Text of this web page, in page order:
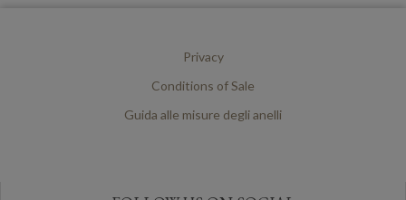
Privacy
Conditions of Sale
Guida alle misure degli anelli